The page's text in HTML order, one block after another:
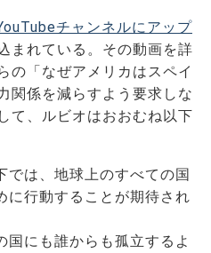
チャンネルにアップ
まれている。その動画を詳
の「なぜアメリカはスペイ
関係を減らすよう要求しな
て、ルビオはおおむね以下
では、地球上のすべての国
に行動することが期待され
国にも誰からも孤立するよ